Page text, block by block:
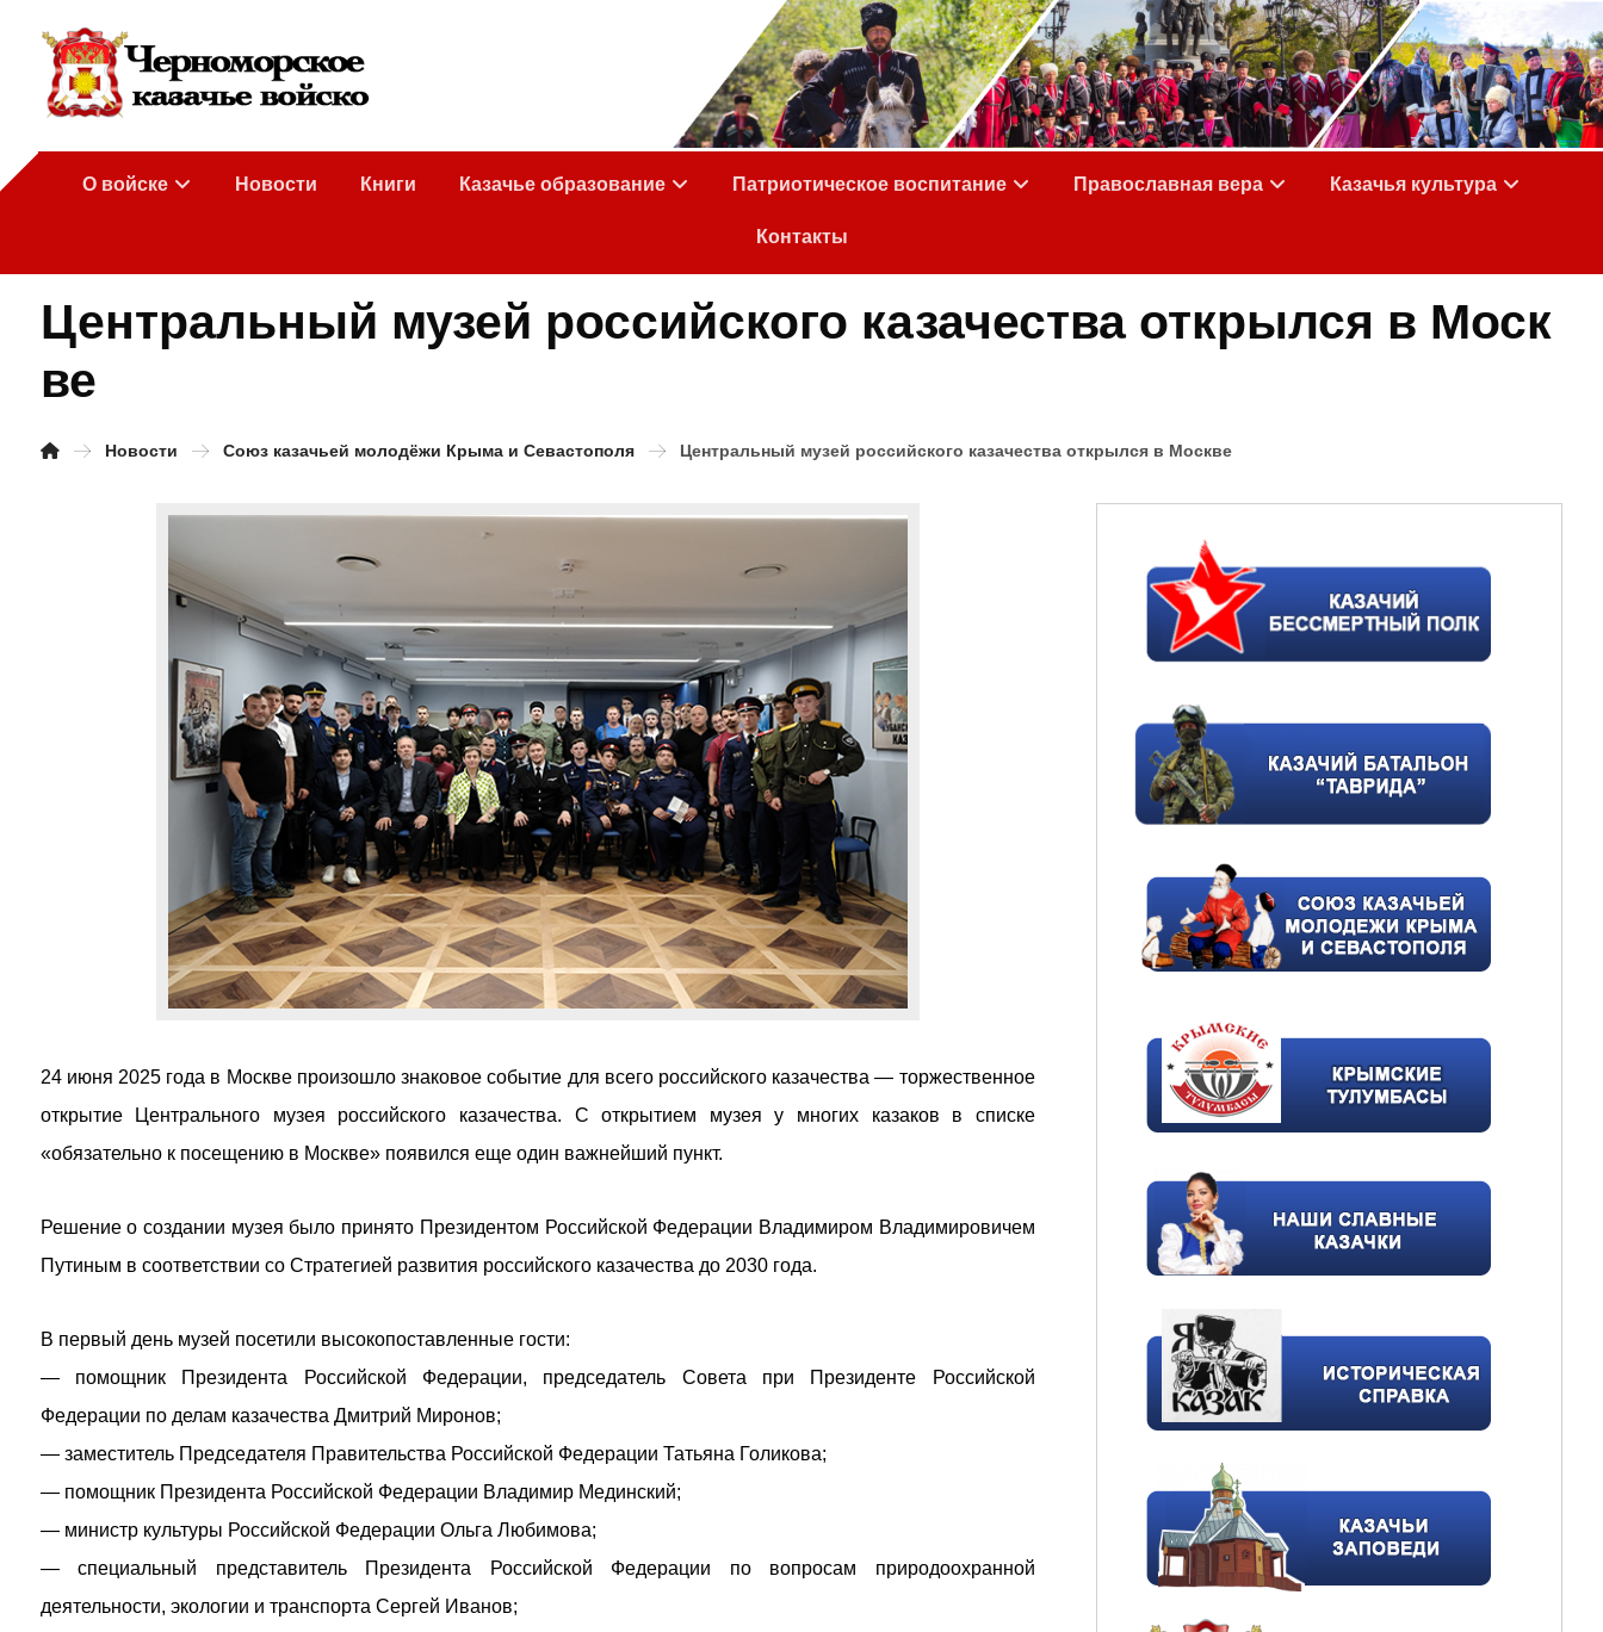
О войске Новости Книги Казачье образование Патриотическое воспитание Православная вера Казачья культура
Контакты
Центральный музей российского казачества открылся в Моск
ве
Новости Союз казачьей молодёжи Крыма и Севастополя Центральный музей российского казачества открылся в Москве
24 июня 2025 года в Москве произошло знаковое событие для всего российского казачества — торжественное
открытие Центрального музея российского казачества. С открытием музея у многих казаков в списке
«обязательно к посещению в Москве» появился еще один важнейший пункт.
Решение о создании музея было принято Президентом Российской Федерации Владимиром Владимировичем
Путиным в соответствии со Стратегией развития российского казачества до 2030 года.
В первый день музей посетили высокопоставленные гости:
— помощник Президента Российской Федерации, председатель Совета при Президенте Российской
Федерации по делам казачества Дмитрий Миронов;
— заместитель Председателя Правительства Российской Федерации Татьяна Голикова;
— помощник Президента Российской Федерации Владимир Мединский;
— министр культуры Российской Федерации Ольга Любимова;
— специальный представитель Президента Российской Федерации по вопросам природоохранной
деятельности, экологии и транспорта Сергей Иванов;